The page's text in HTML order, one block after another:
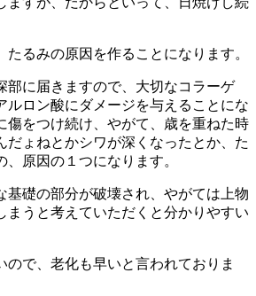
るみの原因を作ることになります。
部に届きますので、大切なコラーゲ
ルロン酸にダメージを与えることにな
傷をつけ続け、やがて、歳を重ねた時
だょねとかシワが深くなったとか、た
原因の１つになります。
基礎の部分が破壊され、やがては上物
まうと考えていただくと分かりやすい
ので、老化も早いと言われておりま